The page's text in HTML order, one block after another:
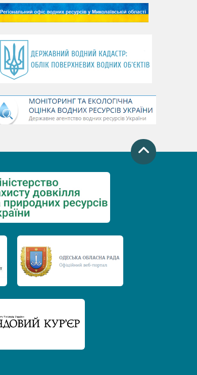
День чистих берегів
(місячник благоустрою)
День працівника водного
господарства України
День хіміка
День захисту річок
Міжнародний день боротьби проти
гребель